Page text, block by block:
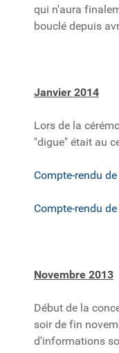
qui n'aura
bouclé depuis
Janvier 2014
Lors de la
"digue" était au
Compte-rendu
Compte-rendu
Novembre 2013
Début de la
soir de fin
d'informations